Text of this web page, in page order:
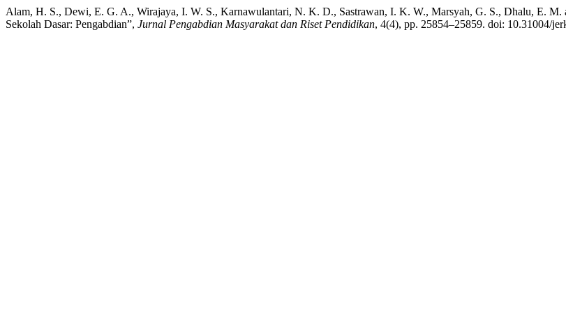
Alam, H. S., Dewi, E. G. A., Wirajaya, I. W. S., Karnawulantari, N. K. D., Sastrawan, I. K. W., Marsyah, G. S., Dhalu, E. M.
Sekolah Dasar: Pengabdian”, Jurnal Pengabdian Masyarakat dan Riset Pendidikan, 4(4), pp. 25854–25859. doi: 10.31004/